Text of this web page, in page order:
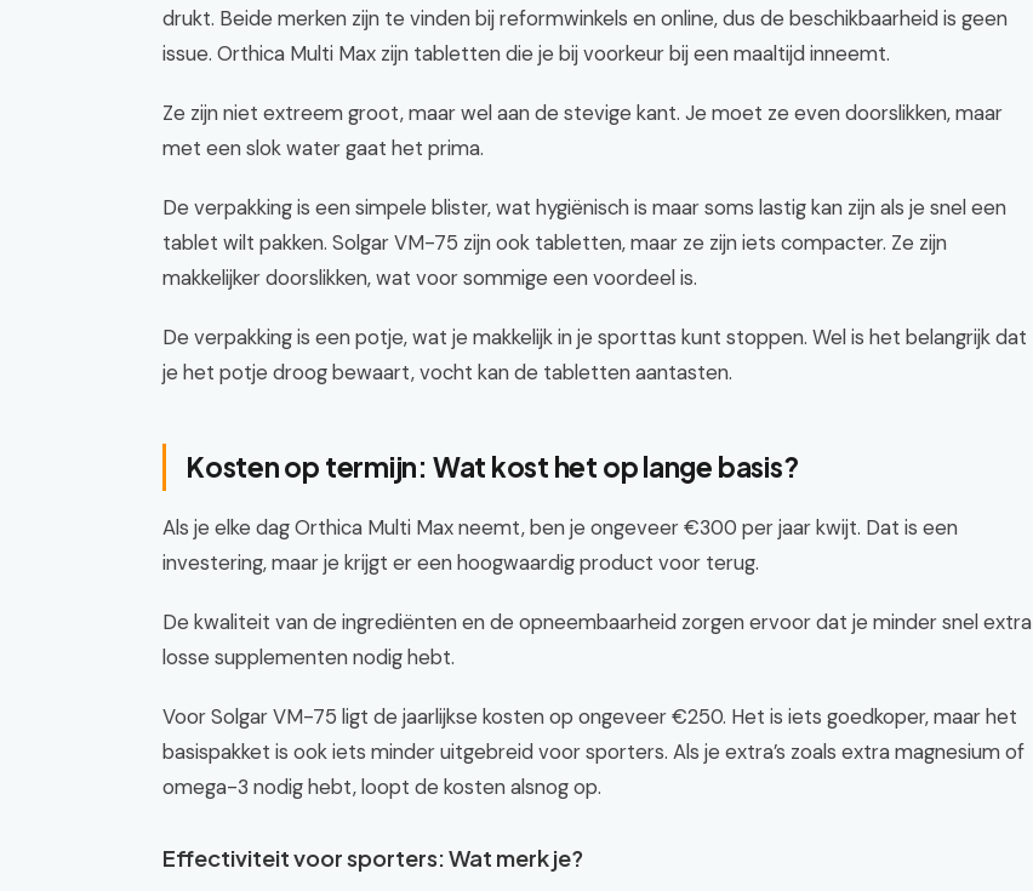
drukt. Beide merken zijn te vinden bij reformwinkels en online, dus de beschikbaarheid is geen
issue. Orthica Multi Max zijn tabletten die je bij voorkeur bij een maaltijd inneemt.
Ze zijn niet extreem groot, maar wel aan de stevige kant. Je moet ze even doorslikken, maar
met een slok water gaat het prima.
De verpakking is een simpele blister, wat hygiënisch is maar soms lastig kan zijn als je snel een
tablet wilt pakken. Solgar VM-75 zijn ook tabletten, maar ze zijn iets compacter. Ze zijn
makkelijker doorslikken, wat voor sommige een voordeel is.
De verpakking is een potje, wat je makkelijk in je sporttas kunt stoppen. Wel is het belangrijk dat
je het potje droog bewaart, vocht kan de tabletten aantasten.
Kosten op termijn: Wat kost het op lange basis?
Als je elke dag Orthica Multi Max neemt, ben je ongeveer €300 per jaar kwijt. Dat is een
investering, maar je krijgt er een hoogwaardig product voor terug.
De kwaliteit van de ingrediënten en de opneembaarheid zorgen ervoor dat je minder snel extra
losse supplementen nodig hebt.
Voor Solgar VM-75 ligt de jaarlijkse kosten op ongeveer €250. Het is iets goedkoper, maar het
basispakket is ook iets minder uitgebreid voor sporters. Als je extra’s zoals extra magnesium of
omega-3 nodig hebt, loopt de kosten alsnog op.
Effectiviteit voor sporters: Wat merk je?